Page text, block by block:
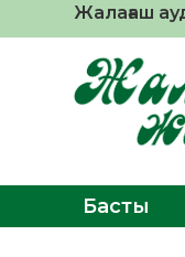
Жалағаш
Басты